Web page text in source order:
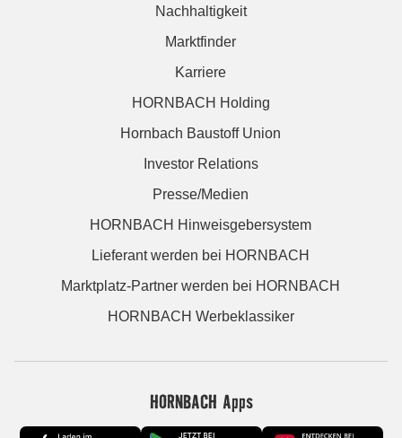
Nachhaltigkeit
Marktfinder
Karriere
HORNBACH Holding
Hornbach Baustoff Union
Investor Relations
Presse/Medien
HORNBACH Hinweisgebersystem
Lieferant werden bei HORNBACH
Marktplatz-Partner werden bei HORNBACH
HORNBACH Werbeklassiker
HORNBACH Apps